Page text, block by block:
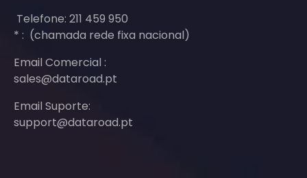
Telefone: 211 459 950
* : (chamada rede fixa nacional)
Email Comercial :
sales@dataroad.pt
Email Suporte:
support@dataroad.pt